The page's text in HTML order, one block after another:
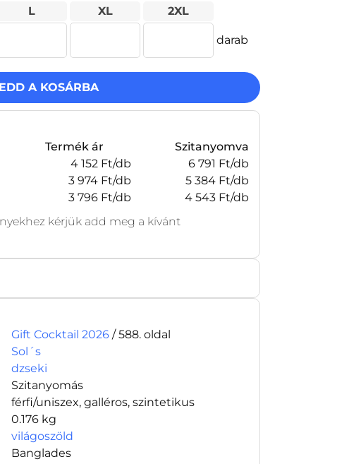
L XL 2XL
darab
A KOSÁRBA
Termék ár
Szitanyomva
4 152 Ft/db
6 791 Ft/db
3 974 Ft/db
5 384 Ft/db
3 796 Ft/db
4 543 Ft/db
kérjük add meg a kívánt
Gift Cocktail 2026/ 588. oldal
Sol´s
dzseki
Szitanyomás
férfi/uniszex, galléros, szintetikus
0.176 kg
világoszöld
Banglades